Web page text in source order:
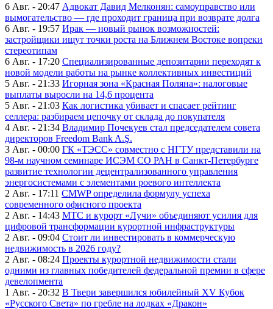
6 Авг. - 20:47 Адвокат Давид Мелконян: самоуправство или
вымогательство — где проходит граница при возврате долга
6 Авг. - 19:57 Ирак — новый рынок возможностей:
застройщики ищут точки роста на Ближнем Востоке вопреки
стереотипам
6 Авг. - 17:20 Специализированные депозитарии переходят к
новой модели работы на рынке коллективных инвестиций
5 Авг. - 21:33 Игорная зона «Красная Поляна»: налоговые
выплаты выросли на 14,6 процента
5 Авг. - 21:03 Как логистика убивает и спасает рейтинг
селлера: разбираем цепочку от склада до покупателя
4 Авг. - 21:34 Владимир Почекуев стал председателем совета
директоров Freedom Bank A.Ş.
3 Авг. - 00:00 ГК «ТЭСС» совместно с НГТУ представили на
98-м научном семинаре ИСЭМ СО РАН в Санкт-Петербурге
развитие технологии децентрализованного управления
энергосистемами с элементами роевого интеллекта
2 Авг. - 17:11 CMWP определила формулу успеха
современного офисного проекта
2 Авг. - 14:43 МТС и курорт «Лучи» объединяют усилия для
цифровой трансформации курортной инфраструктуры
2 Авг. - 09:04 Стоит ли инвестировать в коммерческую
недвижимость в 2026 году?
2 Авг. - 08:24 Проекты курортной недвижимости стали
одними из главных победителей федеральной премии в сфере
девелопмента
1 Авг. - 20:32 В Твери завершился юбилейный XV Кубок
«Русского Света» по гребле на лодках «Дракон»